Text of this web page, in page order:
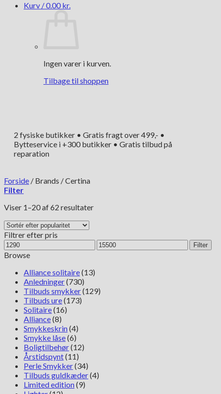
Kurv /0.00 kr.
Ingen varer i kurven.
Tilbage til shoppen
2 fysiske butikker • Gratis fragt over 499,- •
Bytteservice i +300 butikker • Gratis tilbud på
reparation
Forside / Brands /Certina
Filter
Viser 1–20 af 62 resultaterSorteret
Filtrer efter pris
Mindste
pris
Højeste
pris
Filter
Browse
Alliance solitaire(13)
Anledninger(730)
Tilbuds smykker(129)
Tilbuds ure(173)
Solitaire(16)
Alliance(8)
Smykkeskrin(4)
Smykke låse(6)
Boligtilbehør(12)
Årstidspynt(11)
Perle Smykker(34)
Tilbuds guldkæder(4)
Limited edition(9)